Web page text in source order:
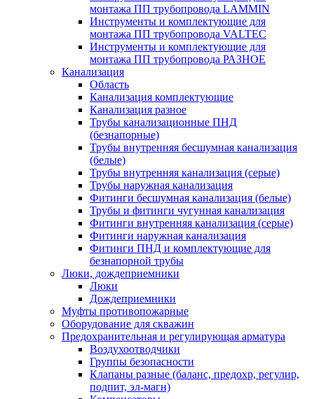
монтажа ПП трубопровода LAMMIN
Инструменты и комплектующие для
монтажа ПП трубопровода VALTEC
Инструменты и комплектующие для
монтажа ПП трубопровода РАЗНОЕ
Канализация
Область
Канализация комплектующие
Канализация разное
Трубы канализационные ПНД
(безнапорные)
Трубы внутренняя бесшумная канализация
(белые)
Трубы внутренняя канализация (серые)
Трубы наружная канализация
Фитинги бесшумная канализация (белые)
Трубы и фитинги чугунная канализация
Фитинги внутренняя канализация (серые)
Фитинги наружная канализация
Фитинги ПНД и комплектующие для
безнапорной трубы
Люки, дождеприемники
Люки
Дождеприемники
Муфты противопожарные
Оборудование для скважин
Предохранительная и регулирующая арматура
Воздухоотводчики
Группы безопасности
Клапаны разные (баланс, предохр, регулир,
подпит, эл-магн)